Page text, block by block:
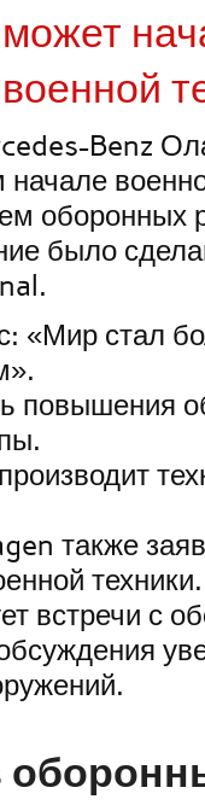
Benz
оборонных
было
«Мир стал
повышения
также
техники.
встречи с